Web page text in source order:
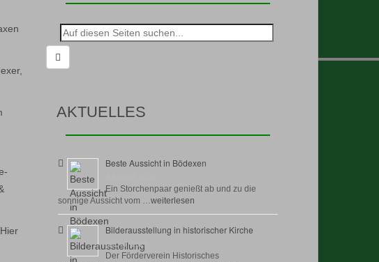
Suche
nach:
AKTUELLES
Beste Aussicht in Bödexen
Ein Storchenpaar genießt ab und zu die
sonnige Aussicht vom …weiterlesen
Bilderausstellung in historischer Kirche
30 Juli, 2026
Der Förderverein Historisches